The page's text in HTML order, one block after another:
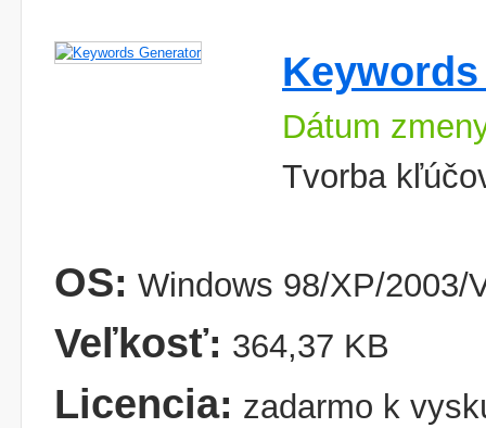
Dátum
Tvorba
OS: Windows 98/XP/2003/
Veľkosť: 364,37 KB
Licencia: zadarmo k